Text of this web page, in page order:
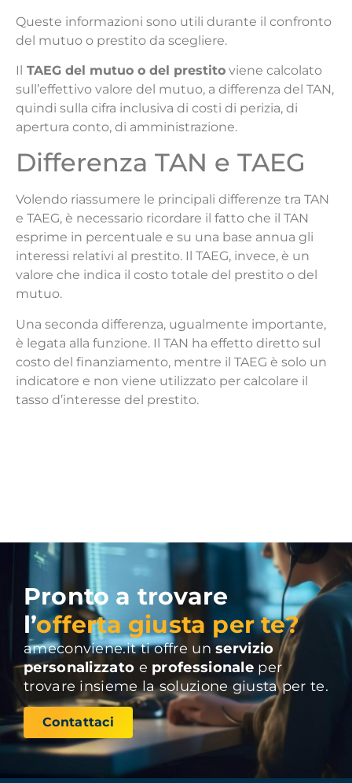
Queste informazioni sono utili durante il confronto
del mutuo o prestito da scegliere.
Il TAEG del mutuo o del prestito viene calcolato
sull’effettivo valore del mutuo, a differenza del TAN,
quindi sulla cifra inclusiva di costi di perizia, di
apertura conto, di amministrazione.
Differenza TAN e TAEG
Volendo riassumere le principali differenze tra TAN
e TAEG, è necessario ricordare il fatto che il TAN
esprime in percentuale e su una base annua gli
interessi relativi al prestito. Il TAEG, invece, è un
valore che indica il costo totale del prestito o del
mutuo.
Una seconda differenza, ugualmente importante,
è legata alla funzione. Il TAN ha effetto diretto sul
costo del finanziamento, mentre il TAEG è solo un
indicatore e non viene utilizzato per calcolare il
tasso d’interesse del prestito.
Pronto a trovare
l’offerta giusta per te?
ameconviene.it ti offre unservizio
personalizzato e professionale per
trovare insieme la soluzione giusta per te.
Contattaci